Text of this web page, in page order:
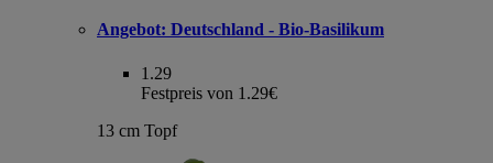
Angebot: Deutschland - Bio-Basilikum
1.29
Festpreis von 1.29€
13 cm Topf